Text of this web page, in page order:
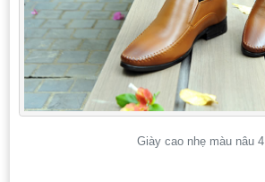
Giày cao nhẹ màu nâu 4